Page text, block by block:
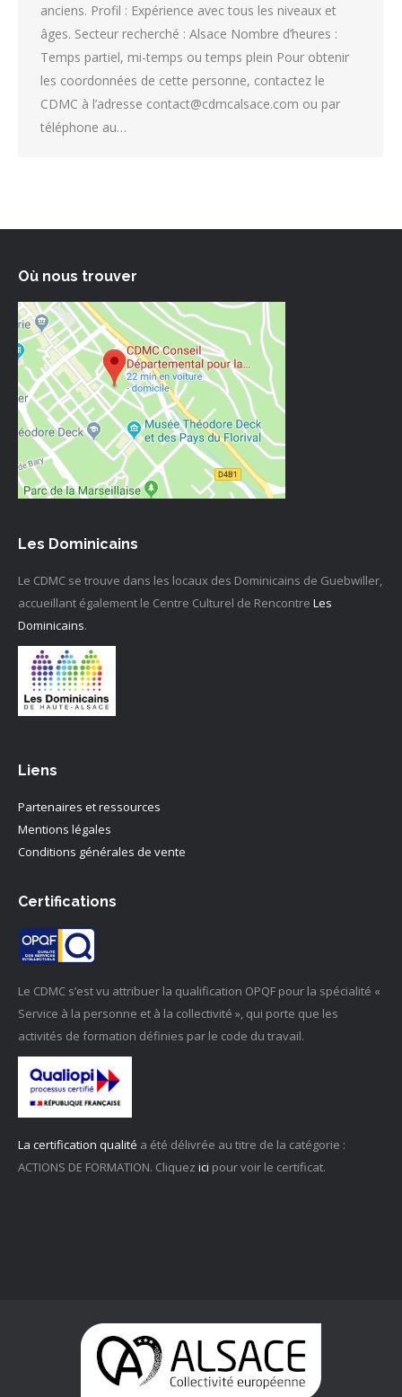
anciens. Profil : Expérience avec tous les niveaux et
âges. Secteur recherché : Alsace Nombre d’heures :
Temps partiel, mi-temps ou temps plein Pour obtenir
les coordonnées de cette personne, contactez le
CDMC à l’adresse contact@cdmcalsace.com ou par
téléphone au…
Où nous trouver
Les Dominicains
Le CDMC se trouve dans les locaux des Dominicains de Guebwiller,
accueillant également le Centre Culturel de Rencontre Les
Dominicains.
Liens
Partenaires et ressources
Mentions légales
Conditions générales de vente
Certifications
Le CDMC s’est vu attribuer la qualification OPQF pour la spécialité «
Service à la personne et à la collectivité », qui porte que les
activités de formation définies par le code du travail.
La certification qualité a été délivrée au titre de la catégorie :
ACTIONS DE FORMATION. Cliquez ici pour voir le certificat.